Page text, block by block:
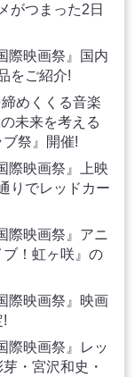
がつまった2日
際映画祭』国内
をご紹介!
めくくる音楽
未来を考える
祭』開催!
際映画祭』上映
りでレッドカー
際映画祭』アニ
！虹ヶ咲』の
際映画祭』映画
!
際映画祭』レッ
・宮沢和史・